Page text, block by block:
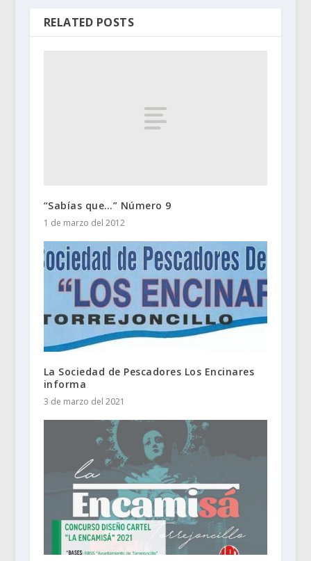
RELATED POSTS
“Sabías que…” Número 9
1 de marzo del 2012
La Sociedad de Pescadores Los Encinares
informa
3 de marzo del 2021